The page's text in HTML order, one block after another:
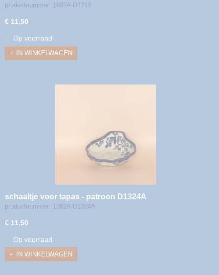
productnummer: 1882A-D1213
€ 11,50
✓ Op voorraad
IN WINKELWAGEN
schaaltje voor tapas - patroon D1324A
productnummer: 1882A-D1324A
€ 11,50
✓ Op voorraad
IN WINKELWAGEN